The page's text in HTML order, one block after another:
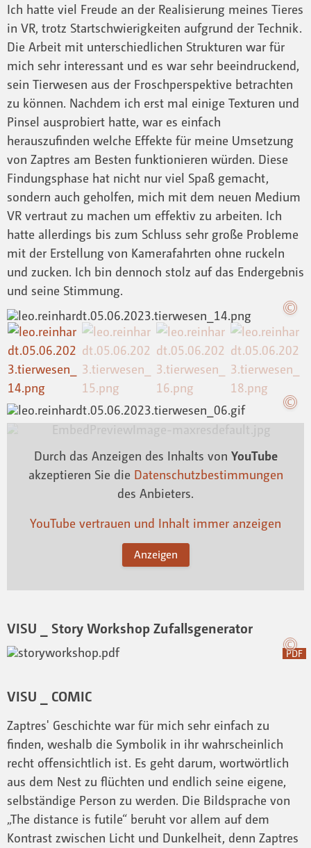
Ich hatte viel Freude an der Realisierung meines Tieres
in VR, trotz Startschwierigkeiten aufgrund der Technik.
Die Arbeit mit unterschiedlichen Strukturen war für
mich sehr interessant und es war sehr beeindruckend,
sein Tierwesen aus der Froschperspektive betrachten
zu können. Nachdem ich erst mal einige Texturen und
Pinsel ausprobiert hatte, war es einfach
herauszufinden welche Effekte für meine Umsetzung
von Zaptres am Besten funktionieren würden. Diese
Findungsphase hat nicht nur viel Spaß gemacht,
sondern auch geholfen, mich mit dem neuen Medium
VR vertraut zu machen um effektiv zu arbeiten. Ich
hatte allerdings bis zum Schluss sehr große Probleme
mit der Erstellung von Kamerafahrten ohne ruckeln
und zucken. Ich bin dennoch stolz auf das Endergebnis
und seine Stimmung.
Durch das Anzeigen des Inhalts von YouTube
akzeptieren Sie die Datenschutzbestimmungen
des Anbieters.
YouTube vertrauen und Inhalt immer anzeigen
Anzeigen
VISU _ Story Workshop Zufallsgenerator
PDF
VISU _ COMIC
Zaptres' Geschichte war für mich sehr einfach zu
finden, weshalb die Symbolik in ihr wahrscheinlich
recht offensichtlich ist. Es geht darum, wortwörtlich
aus dem Nest zu flüchten und endlich seine eigene,
selbständige Person zu werden. Die Bildsprache von
„The distance is futile“ beruht vor allem auf dem
Kontrast zwischen Licht und Dunkelheit, denn Zaptres